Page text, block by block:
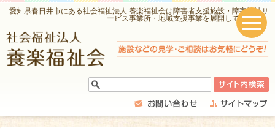
愛知県春日井市にある社会福祉法人 養楽福祉会は障害者支援施設・障害福祉サ
ービス事業所・地域支援事業を展開しています。